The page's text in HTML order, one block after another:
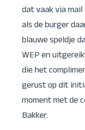
dat vaak via
als de burger
blauwe speldje
WEP en
die het
gerust op dit
moment met de
Bakker.